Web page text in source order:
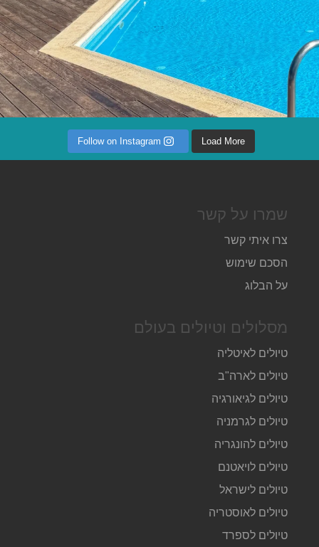
Load More
Follow on Instagram
שמרו על קשר
צרו איתי קשר
הסכם שימוש
על הבלוג
מסלולים וטיולים בעולם
טיולים לאיטליה
טיולים לארה"ב
טיולים לגיאורגיה
טיולים לגרמניה
טיולים להונגריה
טיולים לויאטנם
טיולים לישראל
טיולים לאוסטריה
טיולים לספרד